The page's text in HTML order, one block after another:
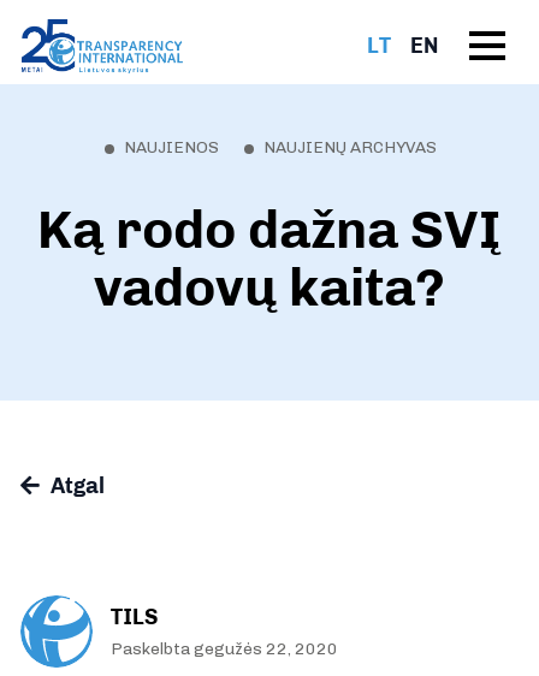
LT EN
NAUJIENOS NAUJIENŲ ARCHYVAS
Ką rodo dažna SVĮ
vadovų kaita?
Atgal
TILS
Paskelbta gegužės 22, 2020